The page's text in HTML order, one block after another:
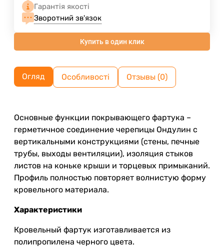
Гарантія якості
Зворотний зв'язок
Купить в один клик
Огляд Особливості Отзывы (0)
Основные функции покрывающего фартука –
герметичное соединение черепицы Ондулин с
вертикальными конструкциями (стены, печные
трубы, выходы вентиляции), изоляция стыков
листов на коньке крыши и торцевых примыканий.
Профиль полностью повторяет волнистую форму
кровельного материала.
Характеристики
Кровельный фартук изготавливается из
полипропилена черного цвета.